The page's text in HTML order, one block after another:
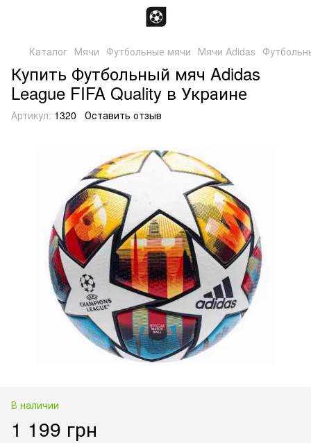
Каталог Мячи Футбольные мячи Мячи Adidas
Купить Футбольный мяч Adidas
League FIFA Quality в Украине
Артикул: 1320 Оставить отзыв
В наличии
1 199 грн